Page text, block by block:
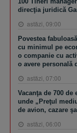
direcţia juridică
astăzi, 09:00
Povestea
cu minimul pe
o companie cu
o avere personală
astăzi, 07:00
Vacanţa de 700
unde „Preţul
de avion, cazare
astăzi, 06:00